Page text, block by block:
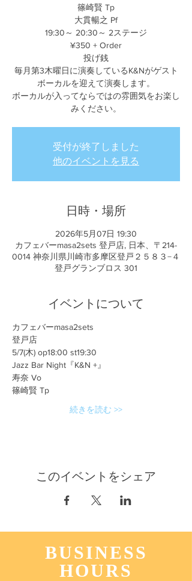
篠崎賢 Tp
大貫暢之 Pf
19:30～ 20:30～ 2ステージ
¥350 + Order
投げ銭
毎月第3木曜日に演奏しているK&Nがゲスト
ボーカルを迎えて演奏します。
ボーカルが入ってならではの雰囲気をお楽し
みください。
受付が終了しました
他のイベントを見る
日時・場所
2026年5月07日 19:30
カフェバーmasa2sets 登戸店, 日本、〒214-
0014 神奈川県川崎市多摩区登戸２５８３−４
登戸グランブロス 301
イベントについて
カフェバーmasa2sets
登戸店
5/7(木) op18:00 st19:30
Jazz Bar Night『K&N +』
寿奈 Vo
篠崎賢 Tp
続きを読む >>
このイベントをシェア
BUSINESS
HOURS